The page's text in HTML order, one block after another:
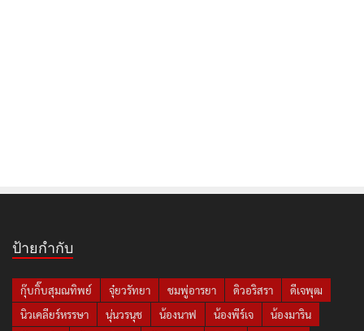
ป้ายกำกับ
กุ๊บกิ๊บสุมณทิพย์ จุ๋ยวรัทยา ชมพู่อารยา ดิวอริสรา
ดีเจพุฒ
นิวเคลียร์หรรษา
นุ่นวรนุช น้องนาฟ น้องพีร์เจ
น้องมาริน